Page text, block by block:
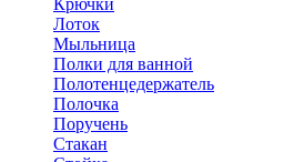
Крючки
Лоток
Мыльница
Полки для ванной
Полотенцедержатель
Полочка
Поручень
Стакан